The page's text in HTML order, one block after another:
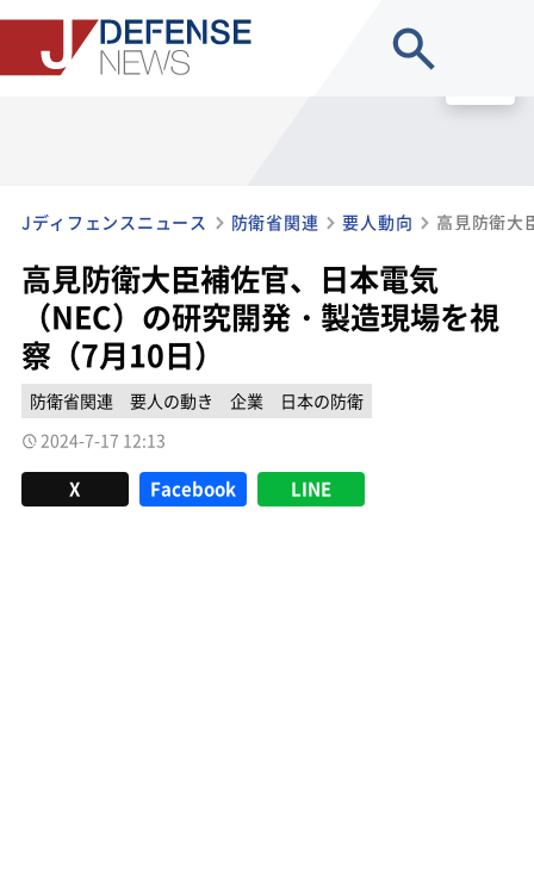
Jディフェンスニュース 防衛省関連 要人動向
高見防衛大臣補佐官、日本電気
（NEC）の研究開発・製造現場を視
察（7月10日）
防衛省関連 要人の動き 企業
日本の防衛
2024-7-17 12:13
X Facebook LINE